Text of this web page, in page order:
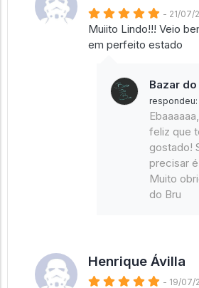
- 21/07/
Muiito Lindo!!! Veio
em perfeito estado
Bazar do
respondeu:
feliz que
gostado!
precisar
Muito
do Bru
Henrique Ávilla
- 19/07/